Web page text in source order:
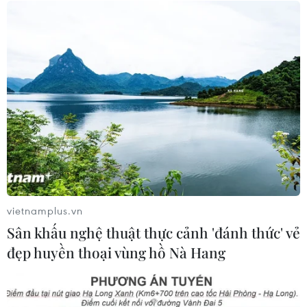
- bản sắc cửa biển và chiều sâu văn
hóa
07/08/2026 03:08
Việt Nam hướng tới trở
thành trung tâm văn hóa và sáng tạo
hàng đầu khu vực
06/08/2026 23:33
Buổi hòa nhạc kéo dài 639 năm vừa
mới hoàn thành 4% hành trình
vietnamplus.vn
Sân khấu nghệ thuật thực cảnh 'đánh thức' vẻ
đẹp huyền thoại vùng hồ Nà Hang